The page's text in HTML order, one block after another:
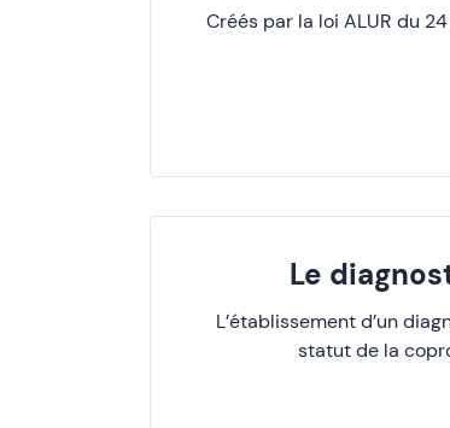
Créés par la loi ALUR du
Le
L’établissement d’un
statut de la